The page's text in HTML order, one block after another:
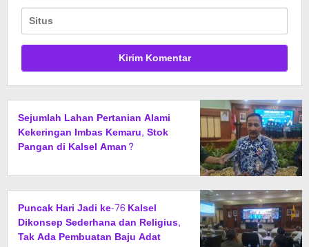
Sejumlah Lahan Pertanian Alami
Kekeringan Imbas Kemaru, Stok
Pangan di Kalsel Aman?
Puncak Hari Jadi ke-76 Kalsel
Dikonsep Sederhana dan Religius,
Tak Ada Pembuatan Baju Adat